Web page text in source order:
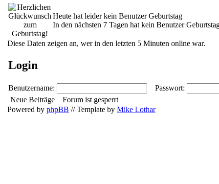
Heute hat leider kein Benutzer Geburtstag
In den nächsten 7 Tagen hat kein Benutzer
Diese Daten zeigen an, wer in den letzten 5 Minuten online war.
Login
Benutzername:
Passwort:
Neue Beiträge
Forum ist gesperrt
Powered by phpBB // Template by Mike Lothar